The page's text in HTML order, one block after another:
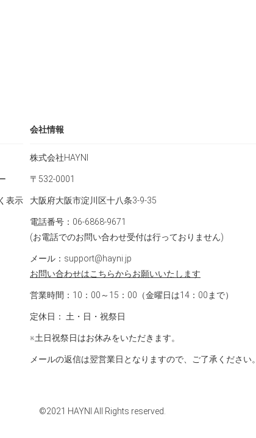
表示
会社情報
株式会社HAYNI
〒532-0001
大阪府大阪市淀川区十八条3-9-35
電話番号：06-6868-9671
(お電話でのお問い合わせ受付は行っておりません)
メール：support@hayni.jp
お問い合わせはこちらからお願いいたします
営業時間：10：00～15：00（金曜日は14：00まで）
定休日： 土・日・祝祭日
※土日祝祭日はお休みをいただきます。
メールの返信は翌営業日となりますので、ご了承ください。
©2021 HAYNI All Rights reserved.